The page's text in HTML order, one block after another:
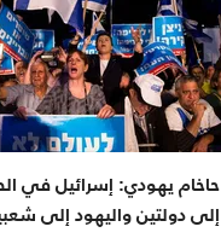
حاخام يهودي: إسرائيل في
إلى دولتين واليهود إلى